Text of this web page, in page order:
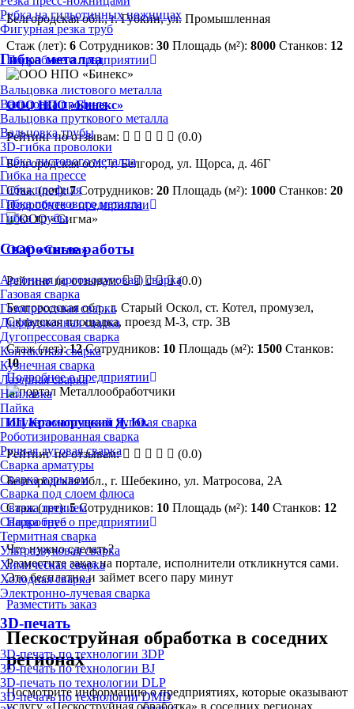
Рубка на гильотинных ножницах
Фигурная резка труб
Гибка металла
Вальцовка листового металла
Вальцовка профиля
Вальцовка пруткового металла
Вальцовка трубы
3D-гибка проволоки
Гибка листового металла
Гибка на прессе
Гибка профиля
Гибка пруткового металла
Гибка трубы
Сварочные работы
Аргонная (аргонодуговая) сварка
Газовая сварка
Газопрессовая сварка
Диффузионная сварка
Дугопрессовая сварка
Контактная сварка
Кузнечная сварка
Лазерная сварка
Наплавка
Пайка
Полуавтоматическая дуговая сварка
Роботизированная сварка
Ручная дуговая сварка
Сварка арматуры
Сварка взрывом
Сварка под слоем флюса
Сварка трением
Сварка труб
Термитная сварка
Ультразвуковая сварка
Химическая сварка
Холодная сварка
Электронно-лучевая сварка
3D-печать
3D-печать по технологии 3DP
3D-печать по технологии BJ
3D-печать по технологии DLP
3D-печать по технологии DMD
Белгородская обл., г. Губкин, ул. Промышленная
Стаж (лет): 6 Сотрудников: 30 Площадь (м²): 8000 Станков: 12
Подробнее о предприятии
ООО НПО «Бинекс»
Рейтинг по отзывам:
(0.0)
Белгородская обл., г. Белгород, ул. Щорса, д. 46Г
Стаж (лет):7 Сотрудников: 20 Площадь (м²): 1000 Станков: 20
Подробнее о предприятии
ООО «Сигма»
Рейтинг по отзывам:
(0.0)
Белгородская обл., г. Старый Оскол, ст. Котел, промузел,
Складская площадка, проезд М-3, стр. 3В
Стаж (лет):12 Сотрудников: 10 Площадь (м²): 1500 Станков:
10
Подробнее о предприятии
ИП Красноруцкий Я. Ю.
Рейтинг по отзывам:
(0.0)
Белгородская обл., г. Шебекино, ул. Матросова, 2А
Стаж (лет):5 Сотрудников: 10 Площадь (м²): 140 Станков: 12
Подробнее о предприятии
Что нужно сделать?
Разместите заказ на портале, исполнители откликнутся сами.
Это бесплатно и займет всего пару минут
Разместить заказ
Пескоструйная обработка в соседних
регионах
Посмотрите информацию о предприятиях, которые оказывают